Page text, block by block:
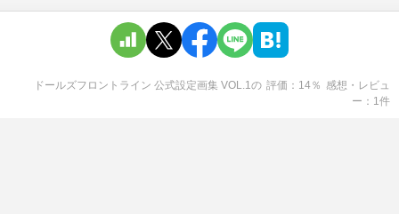
ドールズフロントライン 公式設定画集 VOL.1の 評価 14％ 感想・レビュ
ー
1件